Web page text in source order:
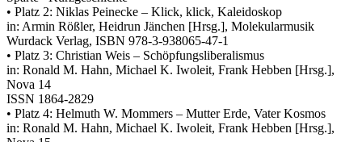
• Platz 2: Niklas Peinecke – Klick, klick, Kaleidoskop
in: Armin Rößler, Heidrun Jänchen [Hrsg.], Molekularmusik
Wurdack Verlag, ISBN 978-3-938065-47-1
• Platz 3: Christian Weis – Schöpfungsliberalismus
in: Ronald M. Hahn, Michael K. Iwoleit, Frank Hebben [Hrsg.],
Nova 14
ISSN 1864-2829
• Platz 4: Helmuth W. Mommers – Mutter Erde, Vater Kosmos
in: Ronald M. Hahn, Michael K. Iwoleit, Frank Hebben [Hrsg.],